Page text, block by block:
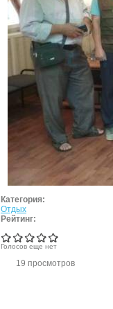
Категория:
Отдых
Рейтинг:
Голосов еще нет
19 просмотров